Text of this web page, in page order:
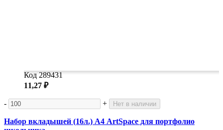
Код 289431
11,27 ₽
- + Нет в наличии
Набор вкладышей (16л.) А4 ArtSpace для портфолио